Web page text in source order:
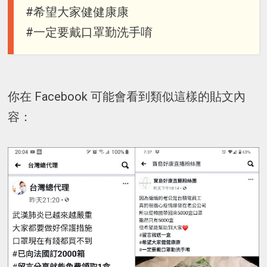
#希望大家健健康康
#一定要戴口罩勤洗手唷
你在 Facebook 可能會看到類似這樣的貼文內
容：